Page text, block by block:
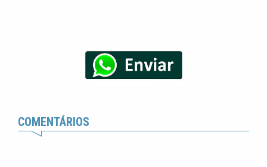
COMENTÁRIOS